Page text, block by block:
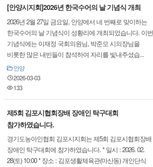
[안양시지회]2026년 한국수어의 날 기념식 개최
2026년 2월 27일 금요일, 안양에서 네 번째로 맞이하는
한국수어의 날 기념식이 성황리에 개최되었습니다. 이번
기념식에는 이재정 국회의원님, 박준모 시의장님을
비롯한 많은 내빈들이 참석하여 자리를 빛내주셨습...
안양
2026-03-03
133
제5회 김포시협회장배 장애인 탁구대회
참가하였습니다.
경기도농아인협회 김포시지회는 제5회 김포시협회장배
장애인 탁구대회에 참가하였습니다. * 일시 : 2026. 02.
28(토) 10:00 * 장소 : 김포생활체육관(마산동) 개인단식